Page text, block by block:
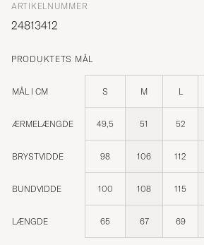
ARTIKELNUMMER
24813412
PRODUKTETS MÅL
MÅL I CM S M L
ÆRMELÆNGDE 49,5 51 52
BRYSTVIDDE 98 106 112
BUNDVIDDE 100 108 115
LÆNGDE 65 67 69